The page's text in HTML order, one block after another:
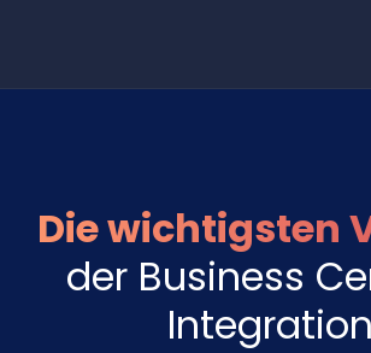
Die wichtigsten
der Business
Integration